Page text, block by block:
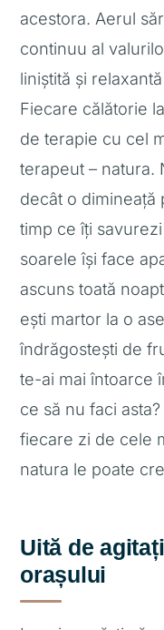
acestora. Aerul
continuu al
liniștită și
Fiecare călătorie
de terapie cu cel
terapeut – natura.
decât o dimineață
timp ce îți
soarele își face
ascuns toată
ești martor la o
îndrăgostești de
te-ai mai întoarce
ce să nu faci
fiecare zi de cele
natura le poate
Uită de
orașului